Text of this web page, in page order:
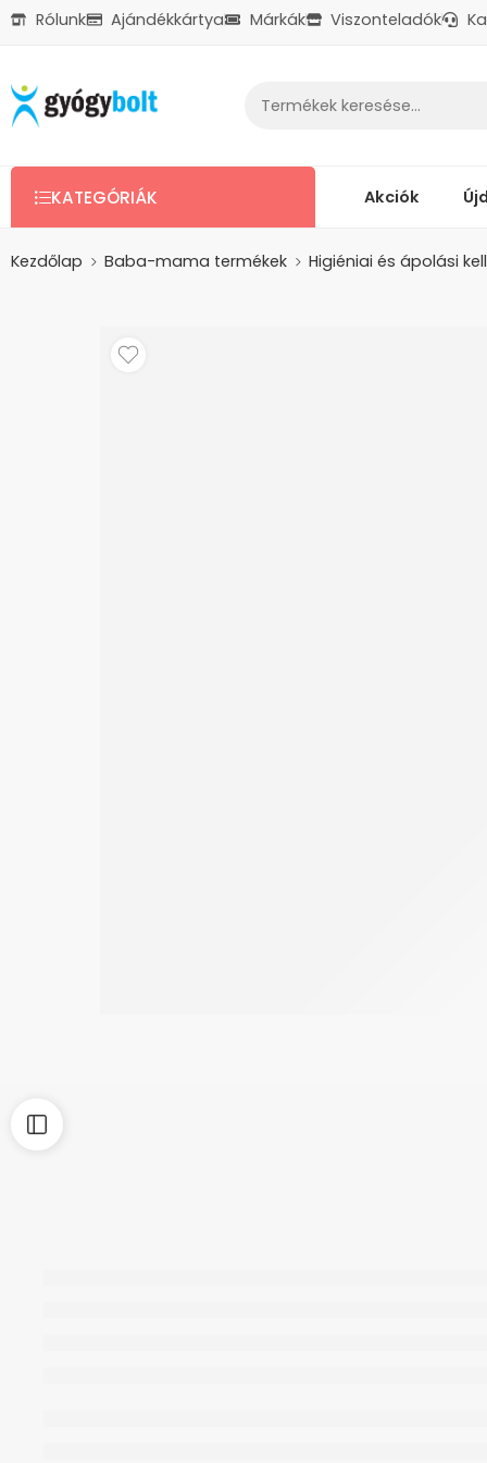
Rólunk Ajándékkártya Márkák Viszonteladók
KATEGÓRIÁK Akciók
Kezdőlap Baba-mama termékek Higiéniai és ápolási